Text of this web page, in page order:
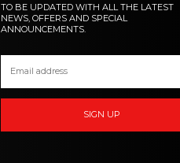
TO BE UPDATED WITH ALL THE LATEST
NEWS, OFFERS AND SPECIAL
ANNOUNCEMENTS.
SIGN UP